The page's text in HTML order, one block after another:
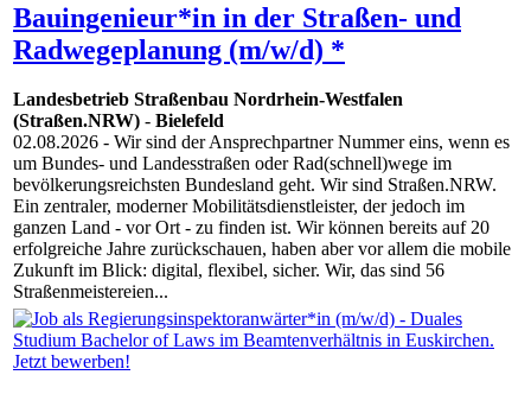
Bauingenieur*in in der Straßen- und
Radwegeplanung (m/w/d) *
Landesbetrieb Straßenbau Nordrhein-Westfalen
(Straßen.NRW) - Bielefeld
02.08.2026 - Wir sind der Ansprechpartner Nummer eins, wenn es
um Bundes- und Landesstraßen oder Rad(schnell)wege im
bevölkerungsreichsten Bundesland geht. Wir sind Straßen.NRW.
Ein zentraler, moderner Mobilitätsdienstleister, der jedoch im
ganzen Land - vor Ort - zu finden ist. Wir können bereits auf 20
erfolgreiche Jahre zurückschauen, haben aber vor allem die mobile
Zukunft im Blick: digital, flexibel, sicher. Wir, das sind 56
Straßenmeistereien...